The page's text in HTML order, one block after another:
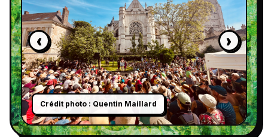
Crédit photo : Quentin Maillard
‹ ›